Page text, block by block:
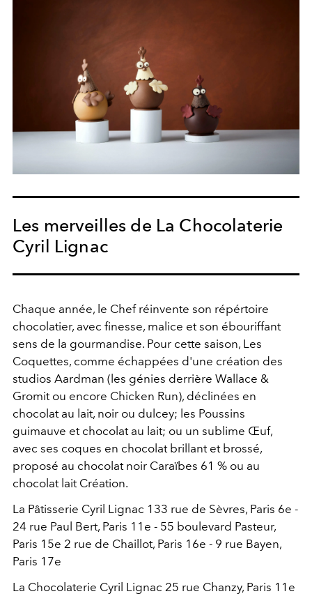
Les merveilles de La Chocolaterie
Cyril Lignac
Chaque année, le Chef réinvente son répértoire
chocolatier, avec finesse, malice et son ébouriffant
sens de la gourmandise. Pour cette saison, Les
Coquettes, comme échappées d'une création des
studios Aardman (les génies derrière Wallace &
Gromit ou encore Chicken Run), déclinées en
chocolat au lait, noir ou dulcey; les Poussins
guimauve et chocolat au lait; ou un sublime Œuf,
avec ses coques en chocolat brillant et brossé,
proposé au chocolat noir Caraïbes 61 % ou au
chocolat lait Création.
La Pâtisserie Cyril Lignac 133 rue de Sèvres, Paris 6e -
24 rue Paul Bert, Paris 11 e - 55 boulevard Pasteur,
Paris 15e 2 rue de Chaillot, Paris 16e - 9 rue Bayen,
Paris 17e
La Chocolaterie Cyril Lignac 25 rue Chanzy, Paris 11 e